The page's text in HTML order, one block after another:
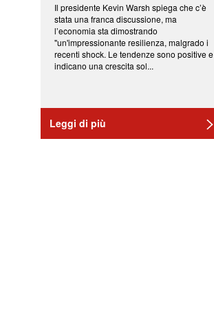
Il presidente Kevin Warsh spiega che c’è
stata una franca discussione, ma
l’economia sta dimostrando
"un'impressionante resilienza, malgrado i
recenti shock. Le tendenze sono positive e
indicano una crescita sol...
Leggi di più